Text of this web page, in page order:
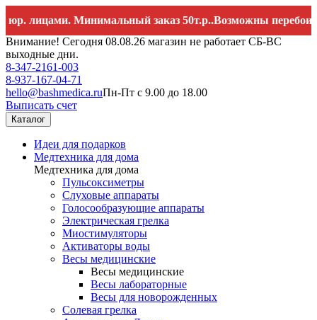
Минимальный заказ 50т.р..Возможны перебои со
Внимание! Сегодня 08.08.26 магазин не работает СБ-ВС
выходные дни.
8-347-2161-003
8-937-167-04-71
hello@bashmedica.ruПн-Пт с 9.00 до 18.00
Выписать счет
Каталог
Идеи для подарков
Медтехника для дома
Медтехника для дома
Пульсоксиметры
Слуховые аппараты
Голосообразующие аппараты
Электрическая грелка
Миостимуляторы
Активаторы воды
Весы медицинские
Весы медицинские
Весы лабораторные
Весы для новорожденных
Солевая грелка